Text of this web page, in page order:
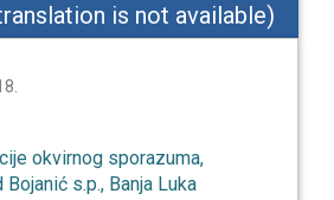
is not available)
okvirnog sporazuma,
s.p., Banja Luka